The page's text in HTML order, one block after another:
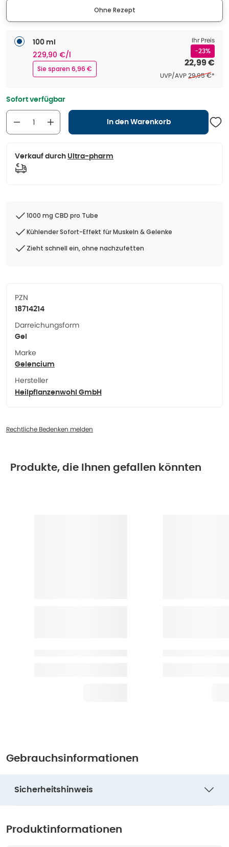
Ohne Rezept
100 ml
229,90 €/l
Sie sparen 6,96 €
Ihr Preis
-23%
22,99 €
UVP/AVPEhemaliger
29,95 €*
Sofort verfügbar
In den Warenkorb
Verkauf durch Ultra-pharm
1000 mg CBD pro Tube
Kühlender Sofort-Effekt für Muskeln & Gelenke
Zieht schnell ein, ohne nachzufetten
PZN
18714214
Darreichungsform
Gel
Marke
Gelencium
Hersteller
Heilpflanzenwohl GmbH
Rechtliche Bedenken melden
Produkte, die Ihnen gefallen könnten
Gebrauchsinformationen
Sicherheitshinweis
Produktinformationen